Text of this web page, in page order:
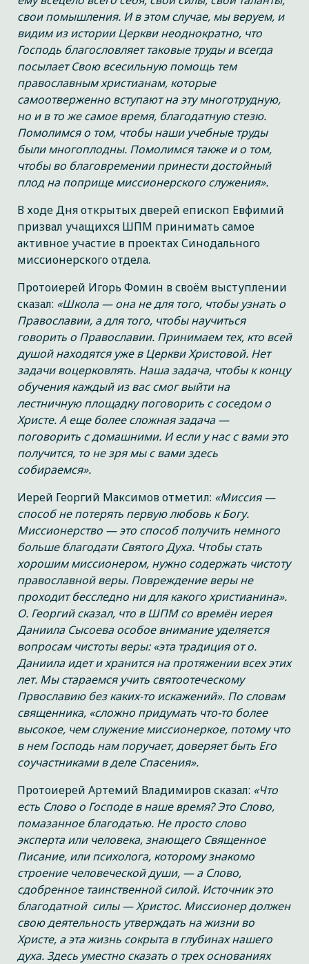
свои помышления. И в этом случае, мы веруем, и
видим из истории Церкви неоднократно, что
Господь благословляет таковые труды и всегда
посылает Свою всесильную помощь тем
православным христианам, которые
самоотверженно вступают на эту многотрудную,
но и в то же самое время, благодатную стезю.
Помолимся о том, чтобы наши учебные труды
были многоплодны. Помолимся также и о том,
чтобы во благовремении принести достойный
плод на поприще миссионерского служения».
В ходе Дня открытых дверей епископ Евфимий
призвал учащихся ШПМ принимать самое
активное участие в проектах Синодального
миссионерского отдела.
Протоиерей Игорь Фомин в своём выступлении
сказал: «Школа — она не для того, чтобы узнать о
Православии, а для того, чтобы научиться
говорить о Православии. Принимаем тех, кто всей
душой находятся уже в Церкви Христовой. Нет
задачи воцерковлять. Наша задача, чтобы к концу
обучения каждый из вас смог выйти на
лестничную площадку поговорить с соседом о
Христе. А еще более сложная задача —
поговорить с домашними. И если у нас с вами это
получится, то не зря мы с вами здесь
собираемся».
Иерей Георгий Максимов отметил: «Миссия —
способ не потерять первую любовь к Богу.
Миссионерство — это способ получить немного
больше благодати Святого Духа. Чтобы стать
хорошим миссионером, нужно содержать чистоту
православной веры. Повреждение веры не
проходит бесследно ни для какого христианина».
О. Георгий сказал, что в ШПМ со времён иерея
Даниила Сысоева особое внимание уделяется
вопросам чистоты веры: «эта традиция от о.
Даниила идет и хранится на протяжении всех этих
лет. Мы стараемся учить святоотеческому
Првославию без каких-то искажений». По словам
священника, «сложно придумать что-то более
высокое, чем служение миссионеркое, потому что
в нем Господь нам поручает, доверяет быть Его
соучастниками в деле Спасения».
Протоиерей Артемий Владимиров сказал: «Что
есть Слово о Господе в наше время? Это Слово,
помазанное благодатью. Не просто слово
эксперта или человека, знающего Священное
Писание, или психолога, которому знакомо
строение человеческой души, — а Слово,
сдобренное таинственной силой. Источник это
благодатной силы — Христос. Миссионер должен
свою деятельность утверждать на жизни во
Христе, а эта жизнь сокрыта в глубинах нашего
духа. Здесь уместно сказать о трех основаниях